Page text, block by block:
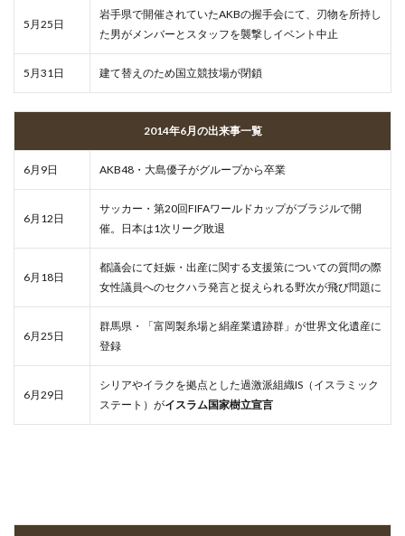
5月25日
岩手県で開催されていたAKBの握手会にて、刃物を所持し
た男がメンバーとスタッフを襲撃しイベント中止
5月31日 建て替えのため国立競技場が閉鎖
2014年6月の出来事一覧
6月9日 AKB48・大島優子がグループから卒業
6月12日
サッカー・第20回FIFAワールドカップがブラジルで開
催。日本は1次リーグ敗退
6月18日
都議会にて妊娠・出産に関する支援策についての質問の際
女性議員へのセクハラ発言と捉えられる野次が飛び問題に
6月25日
群馬県・「富岡製糸場と絹産業遺跡群」が世界文化遺産に
登録
6月29日
シリアやイラクを拠点とした過激派組織IS（イスラミック
ステート）がイスラム国家樹立宣言